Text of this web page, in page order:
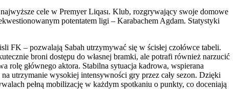
cele w Premyer Liqası. Klub, rozgrywający swoje domowe
potentatem ligi – Karabachem Agdam. Statystyki
FK – pozwalają Sabah utrzymywać się w ścisłej czołówce tabeli.
broni dostępu do własnej bramki, ale potrafi również narzucić
głównego aktora. Stabilna sytuacja kadrowa, wspierana
utrzymanie wysokiej intensywności gry przez cały sezon. Dzięki
pełną mobilizację w każdym spotkaniu o punkty, co doceniają